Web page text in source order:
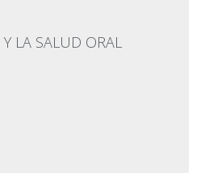
LA SALUD ORAL